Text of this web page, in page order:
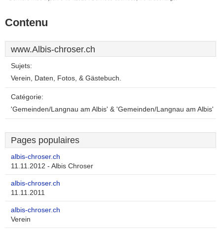
Contenu
www.Albis-chroser.ch
Sujets:
Verein, Daten, Fotos, & Gästebuch.
Catégorie:
'Gemeinden/Langnau am Albis' & 'Gemeinden/Langnau am Albis'
Pages populaires
albis-chroser.ch
11.11.2012 - Albis Chroser
albis-chroser.ch
11.11.2011
albis-chroser.ch
Verein